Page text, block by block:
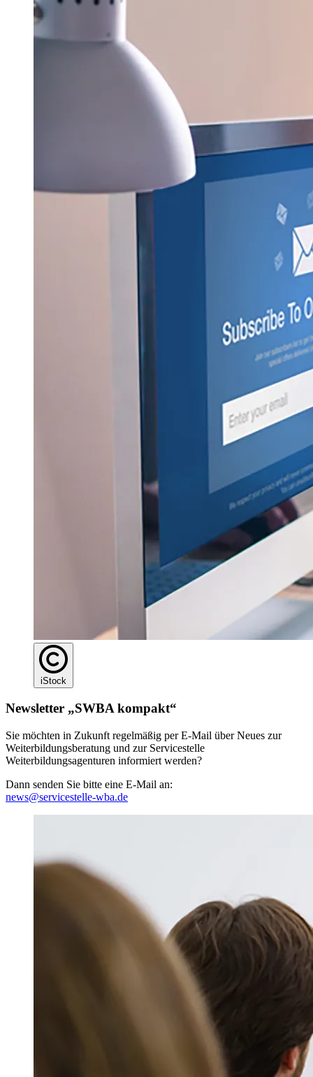
iStock
Newsletter „SWBA kompakt“
Sie möchten in Zukunft regelmäßig per E-Mail über Neues zur
Weiterbildungsberatung und zur Servicestelle
Weiterbildungsagenturen informiert werden?
Dann senden Sie bitte eine E-Mail an:
news@servicestelle-wba.de